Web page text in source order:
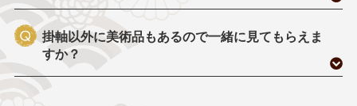
掛軸以外に美術品もあるので一緒に見てもらえま
すか？